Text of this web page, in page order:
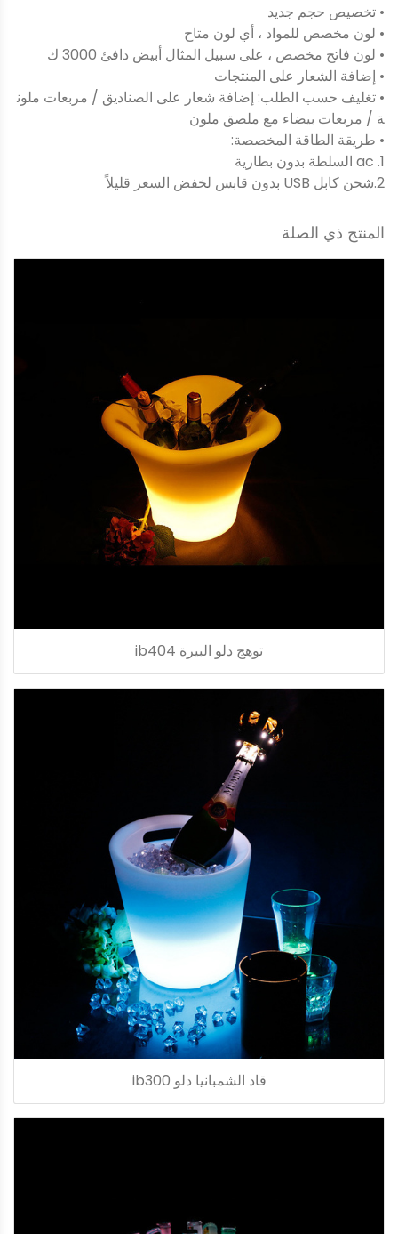
• تخصيص حجم جديد
• لون مخصص للمواد ، أي لون متاح
• لون فاتح مخصص ، على سبيل المثال أبيض دافئ 3000 ك
• إضافة الشعار على المنتجات
• تغليف حسب الطلب: إضافة شعار على الصناديق / مربعات ملون
ة / مربعات بيضاء مع ملصق ملون
• طريقة الطاقة المخصصة:
1. ac السلطة بدون بطارية
2.شحن كابل USB بدون قابس لخفض السعر قليلاً
المنتج ذي الصلة
توهج دلو البيرة ib404
قاد الشمبانيا دلو ib300